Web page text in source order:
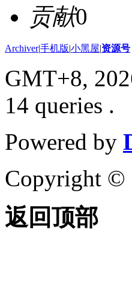
贡献0
Archiver|手机版|小黑屋|资源号
GMT+8,
14 queries .
Powered by
Copyright ©
返回顶部